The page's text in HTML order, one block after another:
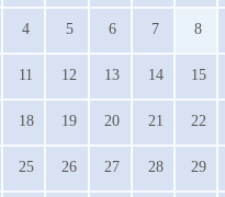
4 5 6 7 8
11 12 13 14 15
18 19 20 21 22
25 26 27 28 29